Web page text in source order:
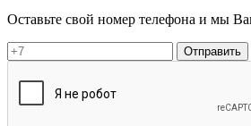
Оставьте свой номер телефона и мы
Отправить